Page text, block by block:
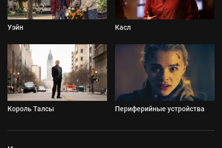
Уэйн Касл
Король Талсы Периферийные устройства